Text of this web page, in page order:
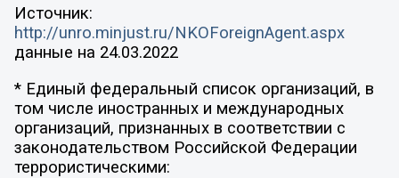
Источник:
http://unro.minjust.ru/NKOForeignAgent.aspx
данные на 24.03.2022
* Единый федеральный список организаций, в
том числе иностранных и международных
организаций, признанных в соответствии с
законодательством Российской Федерации
террористическими: